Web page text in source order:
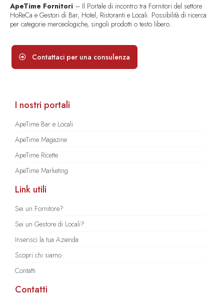
ApeTime Fornitori – Il Portale di incontro tra Fornitori del settore
HoReCa e Gestori di Bar, Hotel, Ristoranti e Locali. Possibilità di ricerca
per categorie merceologiche, singoli prodotti o testo libero..
Contattaci per una consulenza
I nostri portali
ApeTime Bar e Locali
ApeTime Magazine
ApeTime Ricette
ApeTime Marketing
Link utili
Sei un Fornitore?
Sei un Gestore di Locali?
Inserisci la tua Azienda
Scopri chi siamo
Contatti
Contatti